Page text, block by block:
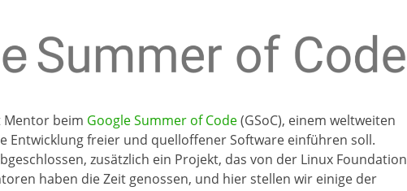
Mentor beim Google Summer of Code(GSoC), einem weltweiten
Entwicklung freier und quelloffener Software einführen soll.
zusätzlich ein Projekt, das von der Linux Foundation
haben die Zeit genossen, und hier stellen wir einige der